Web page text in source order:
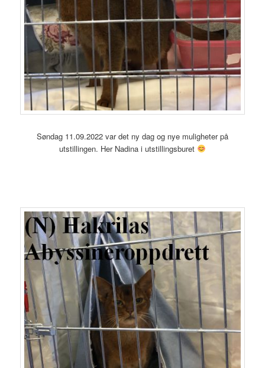
Søndag 11.09.2022 var det ny dag og nye muligheter på
utstillingen. Her Nadina i utstillingsburet